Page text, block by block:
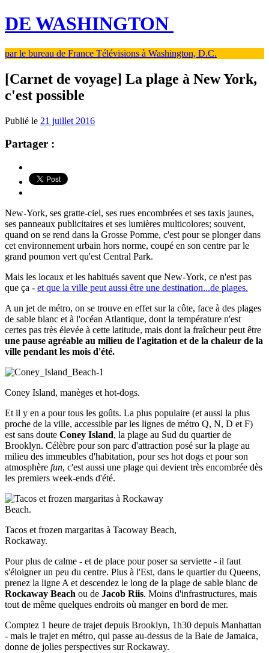
DE WASHINGTON
par le bureau de France Télévisions à Washington, D.C.
[Carnet de voyage] La plage à New York,
c'est possible
Publié le 21 juillet 2016
Partager :
New-York, ses gratte-ciel, ses rues encombrées et ses taxis jaunes,
ses panneaux publicitaires et ses lumières multicolores; souvent,
quand on se rend dans la Grosse Pomme, c'est pour se plonger dans
cet environnement urbain hors norme, coupé en son centre par le
grand poumon vert qu'est Central Park.
Mais les locaux et les habitués savent que New-York, ce n'est pas
que ça - et que la ville peut aussi être une destination...de plages.
A un jet de métro, on se trouve en effet sur la côte, face à des plages
de sable blanc et à l'océan Atlantique, dont la température n'est
certes pas très élevée à cette latitude, mais dont la fraîcheur peut être
une pause agréable au milieu de l'agitation et de la chaleur de la
ville pendant les mois d'été.
Coney Island, manèges et hot-dogs.
Et il y en a pour tous les goûts. La plus populaire (et aussi la plus
proche de la ville, accessible par les lignes de métro Q, N, D et F)
est sans doute Coney Island, la plage au Sud du quartier de
Brooklyn. Célèbre pour son parc d'attraction posé sur la plage au
milieu des immeubles d'habitation, pour ses hot dogs et pour son
atmosphère fun, c'est aussi une plage qui devient très encombrée dès
les premiers week-ends d'été.
Tacos et frozen margaritas à Tacoway Beach,
Rockaway.
Pour plus de calme - et de place pour poser sa serviette - il faut
s'éloigner un peu du centre. Plus à l'Est, dans le quartier du Queens,
prenez la ligne A et descendez le long de la plage de sable blanc de
Rockaway Beach ou de Jacob Riis. Moins d'infrastructures, mais
tout de même quelques endroits où manger en bord de mer.
Comptez 1 heure de trajet depuis Brooklyn, 1h30 depuis Manhattan
- mais le trajet en métro, qui passe au-dessus de la Baie de Jamaica,
donne de jolies perspectives sur Rockaway.